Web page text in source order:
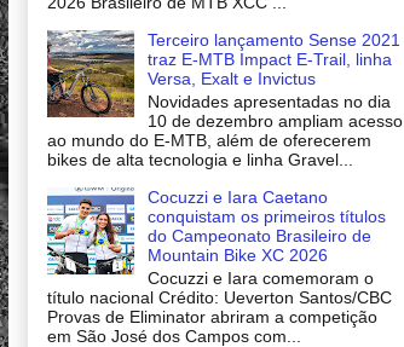
Terceiro lançamento Sense 2021
traz E-MTB Impact E-Trail, linha
Versa, Exalt e Invictus
Novidades apresentadas no dia
10 de dezembro ampliam acesso
ao mundo do E-MTB, além de oferecerem
bikes de alta tecnologia e linha Gravel...
Cocuzzi e Iara Caetano
conquistam os primeiros títulos
do Campeonato Brasileiro de
Mountain Bike XC 2026
Cocuzzi e Iara comemoram o
título nacional Crédito: Ueverton Santos/CBC
Provas de Eliminator abriram a competição
em São José dos Campos com...